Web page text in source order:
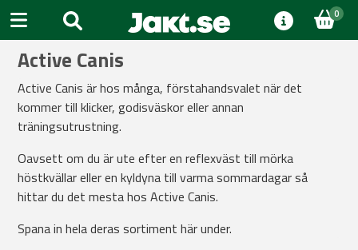
0
Active Canis
Active Canis är hos många, förstahandsvalet när det
kommer till klicker, godisväskor eller annan
träningsutrustning.
Oavsett om du är ute efter en reflexväst till mörka
höstkvällar eller en kyldyna till varma sommardagar så
hittar du det mesta hos Active Canis.
Spana in hela deras sortiment här under.